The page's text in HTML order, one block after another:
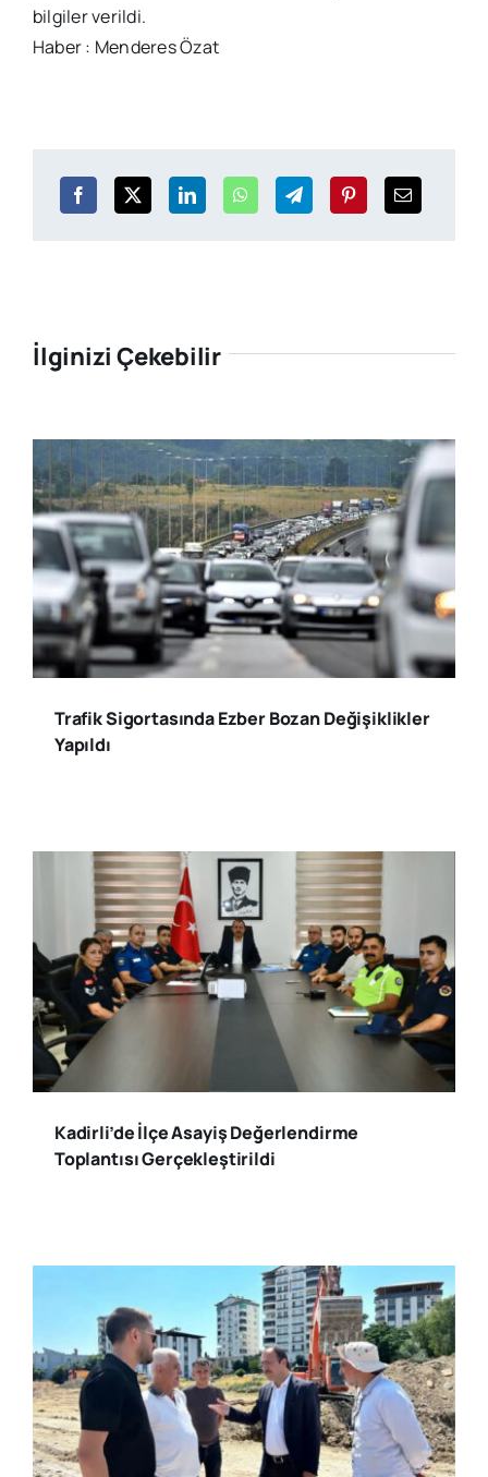
bilgiler verildi.
Haber : Menderes Özat
İlginizi Çekebilir
Trafik Sigortasında Ezber Bozan Değişiklikler
Yapıldı
Kadirli’de İlçe Asayiş Değerlendirme
Toplantısı Gerçekleştirildi